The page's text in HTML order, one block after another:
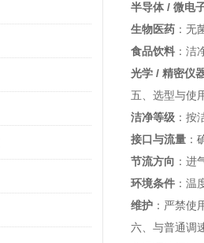
半导体 / 微电
生物医药 ：无
食品饮料 ：洁
光学 / 精密仪
五、选型与使
洁净等级 ：按
接口与流量 ：
节流方向 ：进
环境条件 ：温
维护 ：严禁使
六、与普通调